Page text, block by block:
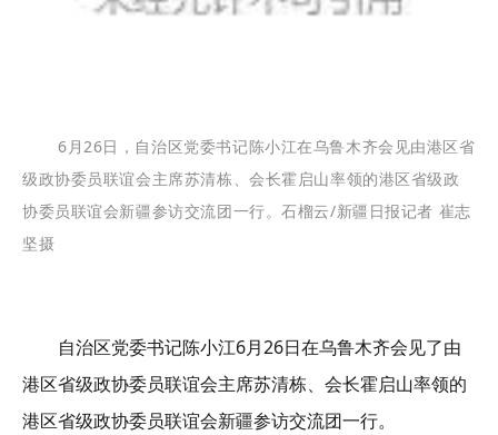
6月26日，自治区党委书记陈小江在乌鲁木齐会见由港区省
级政协委员联谊会主席苏清栋、会长霍启山率领的港区省级政
协委员联谊会新疆参访交流团一行。石榴云/新疆日报记者 崔志
坚摄
自治区党委书记陈小江6月26日在乌鲁木齐会见了由
港区省级政协委员联谊会主席苏清栋、会长霍启山率领的
港区省级政协委员联谊会新疆参访交流团一行。